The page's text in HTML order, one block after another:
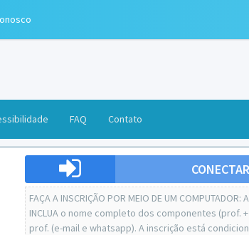
FAQ Contato
FAÇA A INSCRIÇÃO POR MEIO DE UM
INCLUA o nome completo dos componentes (prof.
prof. (e-mail e whatsapp). A inscrição está